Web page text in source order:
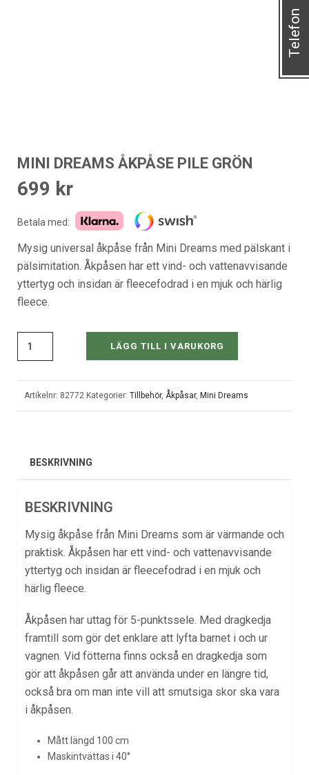
MINI DREAMS ÅKPÅSE PILE GRÖN
699 kr
Betala med:
Mysig universal åkpåse från Mini Dreams med pälskant i
pälsimitation. Åkpåsen har ett vind- och vattenavvisande
yttertyg och insidan är fleecefodrad i en mjuk och härlig
fleece.
LÄGG TILL I VARUKORG
Artikelnr: 82772 Kategorier: Tillbehör, Åkpåsar, Mini Dreams
BESKRIVNING
BESKRIVNING
Mysig åkpåse från Mini Dreams som är värmande och
praktisk. Åkpåsen har ett vind- och vattenavvisande
yttertyg och insidan är fleecefodrad i en mjuk och
härlig fleece.
Åkpåsen har uttag för 5-punktssele. Med dragkedja
framtill som gör det enklare att lyfta barnet i och ur
vagnen. Vid fötterna finns också en dragkedja som
gör att åkpåsen går att använda under en längre tid,
också bra om man inte vill att smutsiga skor ska vara
i åkpåsen.
Mått längd 100 cm
Maskintvättas i 40°
Telefon